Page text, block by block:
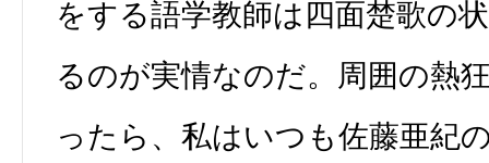
をする語学教師は四面楚歌の
るのが実情なのだ。周囲の熱
ったら、私はいつも佐藤亜紀